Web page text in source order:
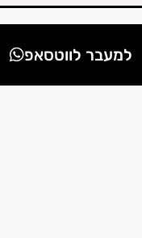
למעבר לווטסאפ